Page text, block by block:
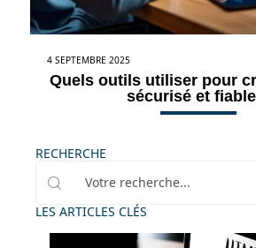
4 SEPTEMBRE 2025
Quels outils utiliser pour
sécurisé et
RECHERCHE
LES ARTICLES CLÉS